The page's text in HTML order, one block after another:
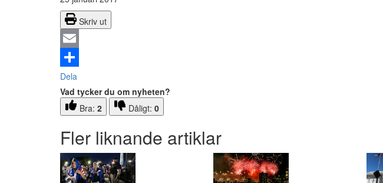
Skriv ut
Email
Dela
Vad tycker du om nyheten?
Bra: 2 Dåligt: 0
Fler liknande artiklar